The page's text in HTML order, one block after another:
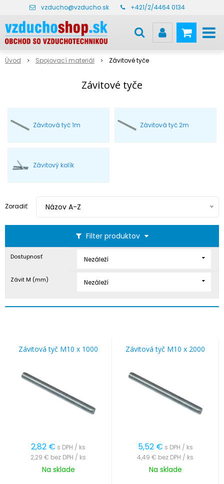
vzducho@vzducho.sk +421/2/4464 0134
Úvod Spojovací materiál Závitové tyče
Závitové tyče
Závitová tyč 1m Závitová tyč 2m
Závitový kolík
Filter produktov
Zoradiť: Názov A-Z
Dostupnosť Nezáleží
Závit M (mm) Nezáleží
Závitová tyč M10 x 1000
2,82 € s DPH / ks
2,29 € bez DPH / ks
Na sklade
Závitová tyč M10 x 2000
5,52 € s DPH / ks
4,49 € bez DPH / ks
Na sklade